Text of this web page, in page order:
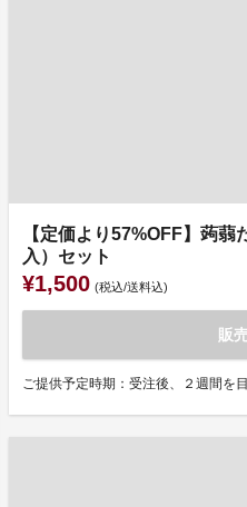
【定価より57%OFF】蒟
入）セット
¥1,500 (税込/送料込)
販
ご提供予定時期：受注後、２週間を